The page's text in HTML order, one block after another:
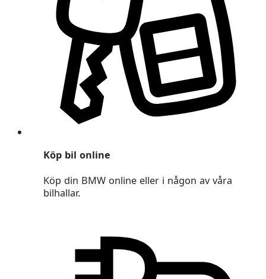
Köp bil online
Köp din BMW online eller i någon av våra
bilhallar.